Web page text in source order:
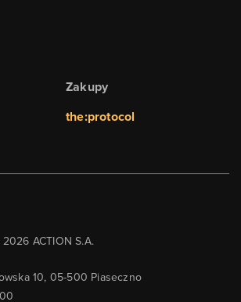
Zakupy
the:protocol
2026 ACTION S.A.
10, 05-500 Piaseczno